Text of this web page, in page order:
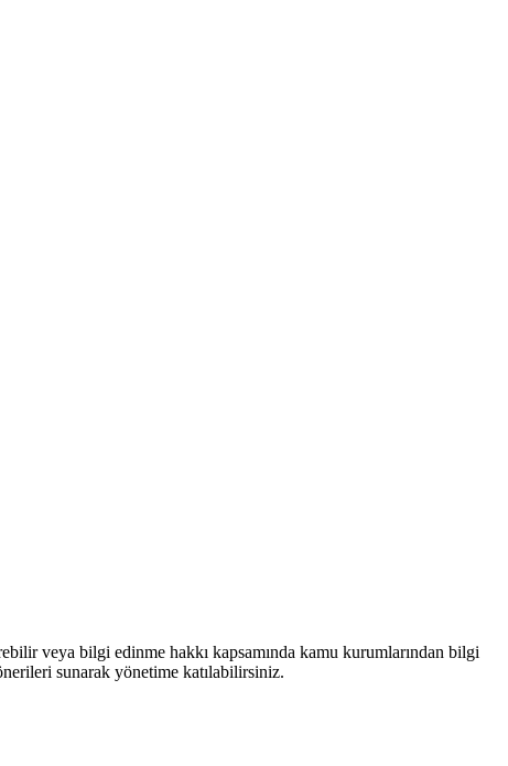
veya bilgi edinme hakkı kapsamında kamu kurumlarından bilgi
sunarak yönetime katılabilirsiniz.